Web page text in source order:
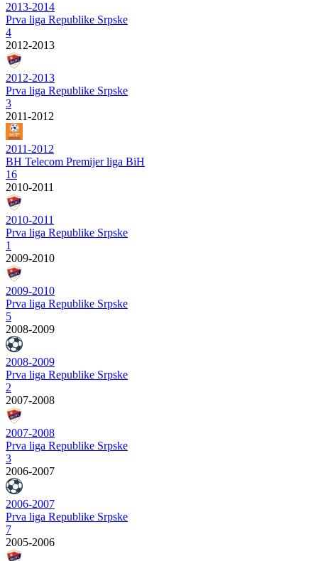
2013-2014
Prva liga Republike Srpske
4
2012-2013
2012-2013
Prva liga Republike Srpske
3
2011-2012
2011-2012
BH Telecom Premijer liga BiH
16
2010-2011
2010-2011
Prva liga Republike Srpske
1
2009-2010
2009-2010
Prva liga Republike Srpske
5
2008-2009
2008-2009
Prva liga Republike Srpske
2
2007-2008
2007-2008
Prva liga Republike Srpske
3
2006-2007
2006-2007
Prva liga Republike Srpske
7
2005-2006